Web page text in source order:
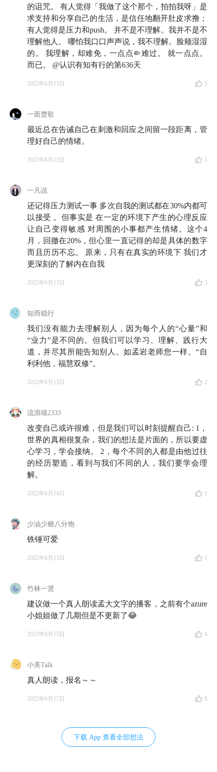
的诅咒。 有人觉得「我做了这个那个，拍拍我呀」是
求支持和分享自己的生活，是信任地翻开肚皮求撸；
有人觉得是压力和push。 并不是不理解。我并不是不
理解他人。 哪怕我口口声声说，我不理解。脸颊湿湿
的。 我理解，却难免，一点点🤏难过。 就一点点。
而已。 @认识有知有行的第636天
2022年6月13日 5
一面楚歌
最近总在告诫自己在刺激和回应之间留一段距离，管
理好自己的情绪。
2022年6月13日 5
一凡说
还记得压力测试一事 多次自我的测试都在30%内都可
以接受 。但事实是 在一定的环境下产生的心理反应
让自己变得敏感 对周围的小事都产生情绪。这个4
月，回撤在20%，但心里一直记得的却是具体的数字
而且历历不忘。 原来，只有在真实的环境下 我们才
更深刻的了解内在自我
2022年6月13日 3
知而稳行
我们没有能力去理解别人，因为每个人的“心量”和
“业力”是不同的。但我们可以学习、理解、践行大
道，并尽其所能告知别人。如孟岩老师您一样。“自
利利他，福慧双修”。
2022年6月13日 2
流浪喵2333
改变自己或许很难，但是我们可以时刻提醒自己: 1，
世界的真相很复杂，我们的想法是片面的，所以要虚
心学习，学会接纳。 2，每个不同的人都是由他过往
的经历塑造，看到与我们不同的人，我们要学会理
解。
2022年6月14日 1
少油少糖八分饱
铁锤可爱
2022年6月13日 1
竹林一贤
建议做一个真人朗读孟大文字的播客，之前有个azure
小姐姐做了几期但是不更新了😂
2022年6月15日 0
小美Talk
真人朗读，报名～～
2022年6月17日 0
下载 App 查看全部想法